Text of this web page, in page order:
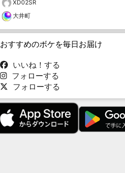
XD02SR
大井町
おすすめのボケを毎日お届け
いいね！する
フォローする
フォローする